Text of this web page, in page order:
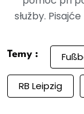
słužby.
Temy :
RB Leipzig